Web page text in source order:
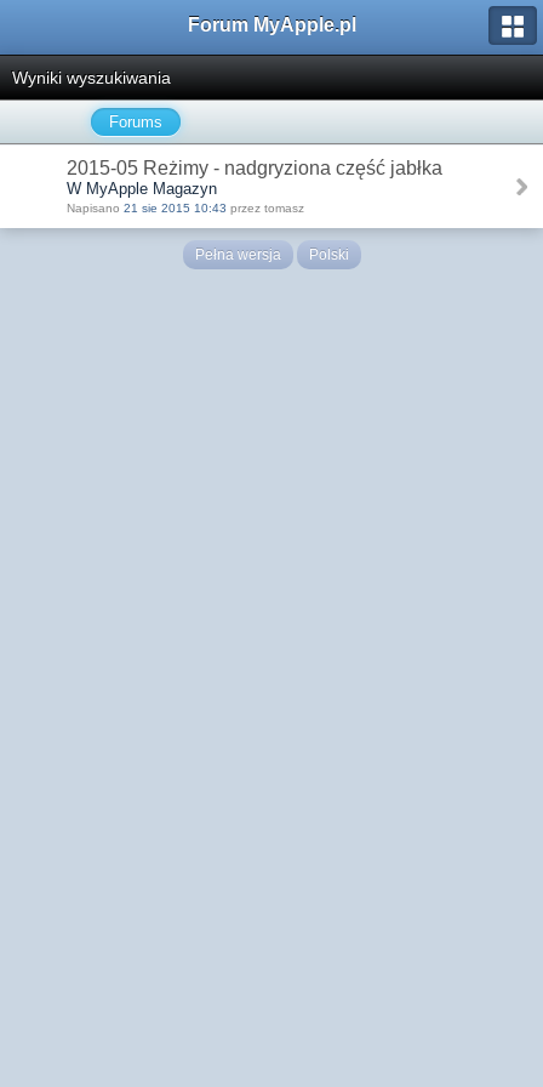
Forum MyApple.pl
Wyniki wyszukiwania
Forums
2015-05 Reżimy - nadgryziona część jabłka
W MyApple Magazyn
Napisano 21 sie 2015 10:43 przez tomasz
Pełna wersja Polski